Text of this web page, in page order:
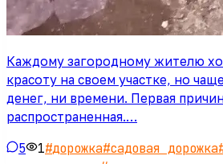
Каждому загородному жителю
красоту на своем участке, но
денег, ни времени. Первая
распространенная.…
5 1#дорожка#садовая дорожка